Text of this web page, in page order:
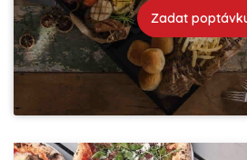
Zadat